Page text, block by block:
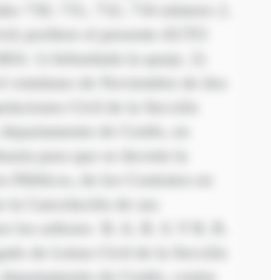
profiere el presente AUTO
de Letras Civil de la Sección